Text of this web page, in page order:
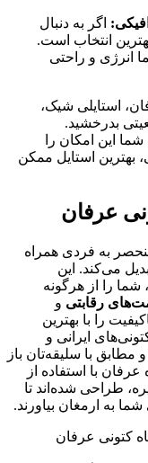
اگر به دنبال
انتخاب است.
انرژی و راحتی
استایلی شیک،
بدرخشید.
این امکان را
بهترین استایل ممکن
عرفان
به فردی همراه
می‌کند. این
، شما را از هرگونه
رقابتی و
را با بهترین
ایرانی و
با سلیقه‌تان باز
با استفاده از
طراحی شده‌اند تا
به ارمغان بیاورند.